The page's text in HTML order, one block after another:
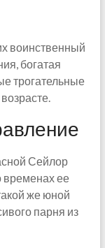
воинственный
богатая
трогательные
Сейлор
временах ее
же юной
парня из